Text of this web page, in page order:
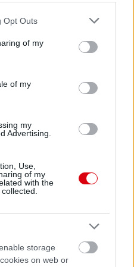
uses one or more Google
behaviour. You may click to
and its third-party tags to
purposes in below Google
Opt Outs
of my
of my
my
Advertising.
Use,
of my
with the
storage
on web or
vs